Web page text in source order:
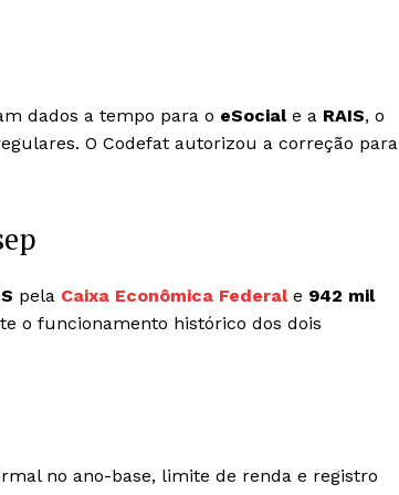
dados a tempo para o eSociale a RAIS, o
O Codefat autorizou a correção para
pela Caixa Econômica Federale 942 mil
o funcionamento histórico dos dois
no ano-base, limite de renda e registro